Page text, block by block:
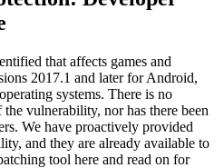
которые поддерживает
3D опыты
Начните свое путешествие
вопросы
that affects games and
2017.1 and later for Android,
systems. There is no
vulnerability, nor has there been
We have proactively provided
and they are already available to
tool here and read on for